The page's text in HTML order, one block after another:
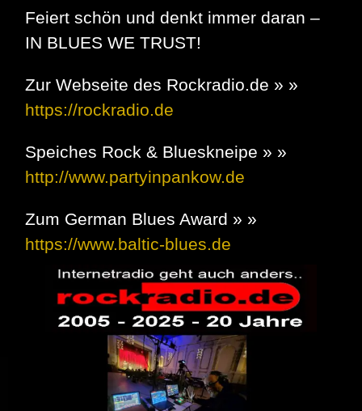
Feiert schön und denkt immer daran –
IN BLUES WE TRUST!
Zur Webseite des Rockradio.de » »
https://rockradio.de
Speiches Rock & Blueskneipe » »
http://www.partyinpankow.de
Zum German Blues Award » »
https://www.baltic-blues.de